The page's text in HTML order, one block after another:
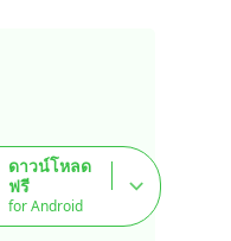
ดาวน์โหลด
ฟรี
for Android